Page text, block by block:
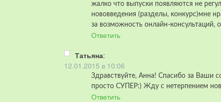
жалко что выпуски появляются не
нововведения (разделы, конкурс)мне
за возможность онлайн-консультаций,
Ответить
Татьяна:
12.01.2015 в 10:06
Здравствуйте, Анна! Спасибо за Ваши
просто СУПЕР:) Жду с нетерпением
Ответить